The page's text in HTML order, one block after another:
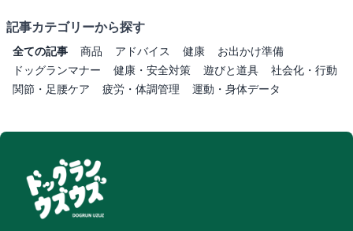
記事カテゴリーから探す
全ての記事 商品 アドバイス 健康
お出かけ準備
ドッグランマナー
健康・安全対策 遊びと道具
社会化・行動
関節・足腰ケア
疲労・体調管理 運動・身体データ